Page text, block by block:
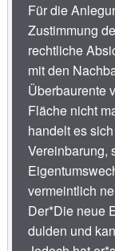
Für die
Zustimmung
rechtliche
mit den
Überbaurente
Fläche nicht
handelt es
Vereinbarung,
vermeintlich
Der*Die neue
dulden und